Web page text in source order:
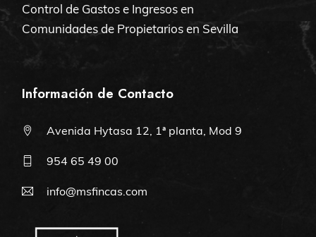
Control de Gastos e Ingresos en
Comunidades de Propietarios en Sevilla
Información de Contacto
Avenida Hytasa 12, 1ª planta, Mod 9
954 65 49 00
info@msfincas.com